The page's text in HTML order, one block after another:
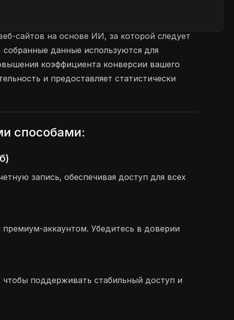
сайтов на основе ИИ, за которой следует
данные используются для
коэффициента конверсии вашего
и предоставляет статистически
способами:
запись, обеспечивая доступ для всех
аккаунтом. Убедитесь в доверии
чтобы поддерживать стабильный доступ и